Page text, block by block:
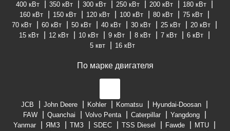
400 кВт
350 кВт 300 кВт 250 кВт 200 кВт
180 кВт
160 кВт
150 кВт 120 кВт 100 кВт 80 кВт
75 кВт
70 кВт
60 кВт 50 кВт 40 кВт 30 кВт 25 кВт
20 кВт
15 кВт
12 кВт 10 кВт 9 кВт 8 кВт 7 кВт
6 кВт
5 квт
16 кВт
По марке двигателя
JCB John Deere Kohler Komatsu
Hyundai-Doosan
FAW
Quanchai Volvo Penta Caterpillar
Yangdong
Yanmar
ЯМЗ ТМЗ SDEC TSS Diesel Fawde
MTU